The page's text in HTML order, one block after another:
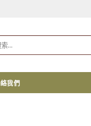
我們